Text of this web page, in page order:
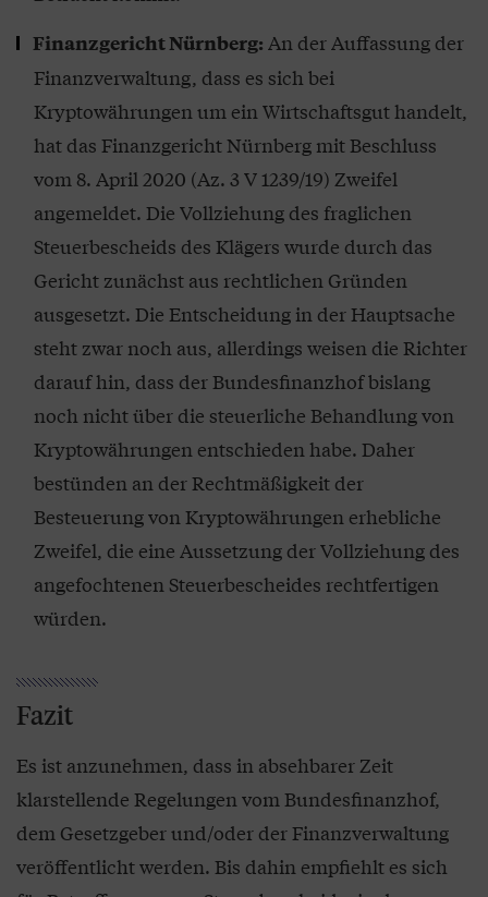
Finanzgericht Nürnberg: An der Auffassung der
Finanzverwaltung, dass es sich bei
Kryptowährungen um ein Wirtschaftsgut handelt,
hat das Finanzgericht Nürnberg mit Beschluss
vom 8. April 2020 (Az. 3 V 1239/19) Zweifel
angemeldet. Die Vollziehung des fraglichen
Steuerbescheids des Klägers wurde durch das
Gericht zunächst aus rechtlichen Gründen
ausgesetzt. Die Entscheidung in der Hauptsache
steht zwar noch aus, allerdings weisen die Richter
darauf hin, dass der Bundesfinanzhof bislang
noch nicht über die steuerliche Behandlung von
Kryptowährungen entschieden habe. Daher
bestünden an der Rechtmäßigkeit der
Besteuerung von Kryptowährungen erhebliche
Zweifel, die eine Aussetzung der Vollziehung des
angefochtenen Steuerbescheides rechtfertigen
würden.
Fazit
Es ist anzunehmen, dass in absehbarer Zeit
klarstellende Regelungen vom Bundesfinanzhof,
dem Gesetzgeber und/oder der Finanzverwaltung
veröffentlicht werden. Bis dahin empfiehlt es sich